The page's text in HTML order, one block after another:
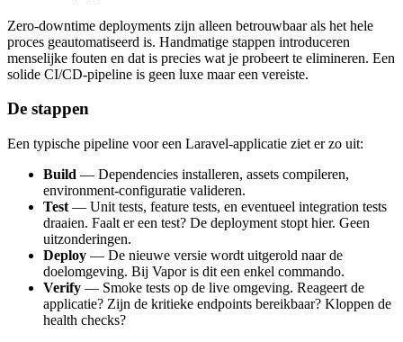
Zero-downtime deployments zijn alleen betrouwbaar als het hele
proces geautomatiseerd is. Handmatige stappen introduceren
menselijke fouten en dat is precies wat je probeert te elimineren. Een
solide CI/CD-pipeline is geen luxe maar een vereiste.
De stappen
Een typische pipeline voor een Laravel-applicatie ziet er zo uit:
Build — Dependencies installeren, assets compileren,
environment-configuratie valideren.
Test — Unit tests, feature tests, en eventueel integration tests
draaien. Faalt er een test? De deployment stopt hier. Geen
uitzonderingen.
Deploy — De nieuwe versie wordt uitgerold naar de
doelomgeving. Bij Vapor is dit een enkel commando.
Verify — Smoke tests op de live omgeving. Reageert de
applicatie? Zijn de kritieke endpoints bereikbaar? Kloppen de
health checks?